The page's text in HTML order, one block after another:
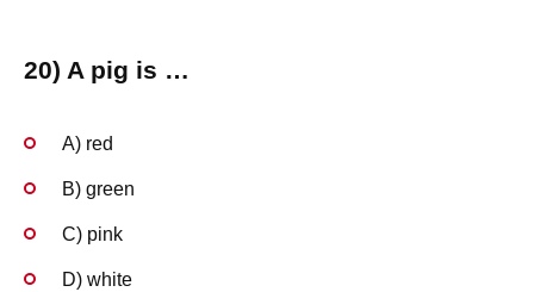
20) A pig is …
A) red
B) green
C) pink
D) white